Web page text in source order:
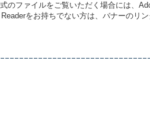
のファイルをご覧いただく場合には、
をお持ちでない方は、バナーのリ